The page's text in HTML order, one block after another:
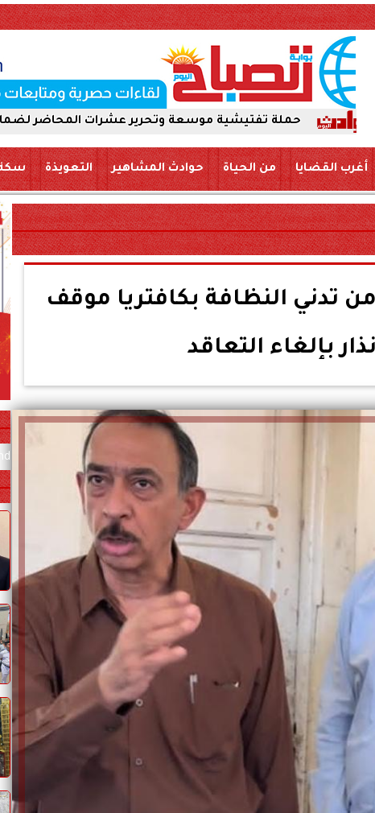
حملة تفتيشية موسعة وتحرير عشرات المحاضر لضمان سلامة
أغرب القضايا من الحياة حوادث المشاهير التعويذة سكة
تدني النظافة بكافتريا موقف
بإلغاء التعاقد